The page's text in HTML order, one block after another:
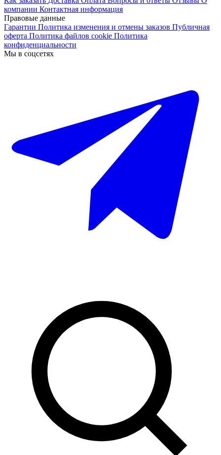
компании Контактная информация
Правовые данные
Гарантии Политика изменения и отмены заказов Публичная
оферта Политика файлов cookie Политика
конфиденциальности
Мы в соцсетях